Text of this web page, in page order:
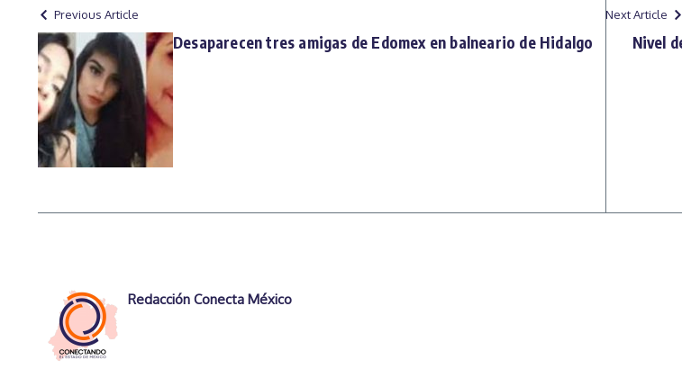
Previous Article
Desaparecen tres amigas de Edomex en balneario de Hidalgo
Next Article
Nivel
Redacción Conecta México